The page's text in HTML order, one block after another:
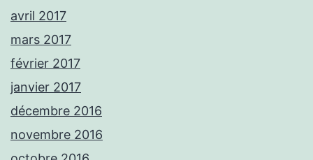
avril 2017
mars 2017
février 2017
janvier 2017
décembre 2016
novembre 2016